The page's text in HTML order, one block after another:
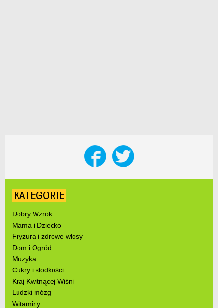
KATEGORIE
Dobry Wzrok
Mama i Dziecko
Fryzura i zdrowe włosy
Dom i Ogród
Muzyka
Cukry i słodkości
Kraj Kwitnącej Wiśni
Ludzki mózg
Witaminy